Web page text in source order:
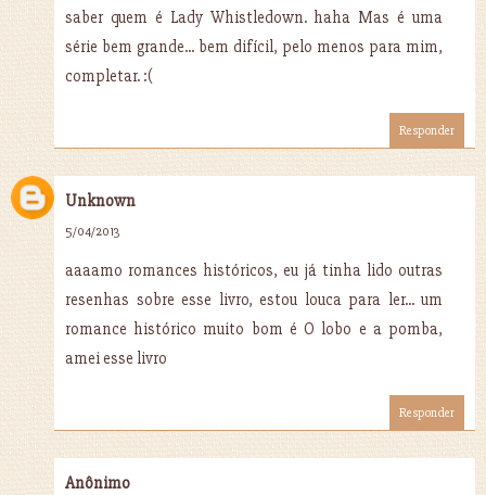
saber quem é Lady Whistledown. haha Mas é uma
série bem grande... bem difícil, pelo menos para mim,
completar. :(
Responder
Unknown
5/04/2013
aaaamo romances históricos, eu já tinha lido outras
resenhas sobre esse livro, estou louca para ler... um
romance histórico muito bom é O lobo e a pomba,
amei esse livro
Responder
Anônimo